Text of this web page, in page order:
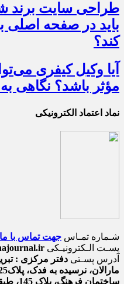
طراحی سایت برند
باید در صفحه اصلی
کند؟
آیا وکیل کیفری
مؤثر باشد؟ نگاهی
نماد اعتماد الکترونیکی
شـماره تمـاس جهت تماس با ما
پسـت الـکترونیـکی
آدرس پسـتی دفتر مرکزی :
ساختمان فرهنگ، پلاک 145، طبقه دوم